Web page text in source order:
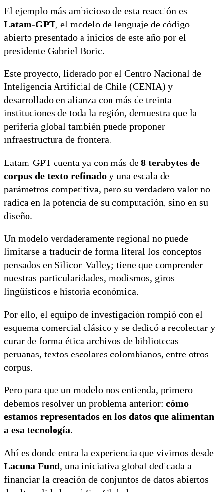
El ejemplo más ambicioso de esta reacción es
Latam-GPT, el modelo de lenguaje de código
abierto presentado a inicios de este año por el
presidente Gabriel Boric.
Este proyecto, liderado por el Centro Nacional de
Inteligencia Artificial de Chile (CENIA) y
desarrollado en alianza con más de treinta
instituciones de toda la región, demuestra que la
periferia global también puede proponer
infraestructura de frontera.
Latam-GPT cuenta ya con más de 8 terabytes de
corpus de texto refinado y una escala de
parámetros competitiva, pero su verdadero valor no
radica en la potencia de su computación, sino en su
diseño.
Un modelo verdaderamente regional no puede
limitarse a traducir de forma literal los conceptos
pensados en Silicon Valley; tiene que comprender
nuestras particularidades, modismos, giros
lingüísticos e historia económica.
Por ello, el equipo de investigación rompió con el
esquema comercial clásico y se dedicó a recolectar y
curar de forma ética archivos de bibliotecas
peruanas, textos escolares colombianos, entre otros
corpus.
Pero para que un modelo nos entienda, primero
debemos resolver un problema anterior: cómo
estamos representados en los datos que alimentan
a esa tecnología.
Ahí es donde entra la experiencia que vivimos desde
Lacuna Fund , una iniciativa global dedicada a
financiar la creación de conjuntos de datos abiertos